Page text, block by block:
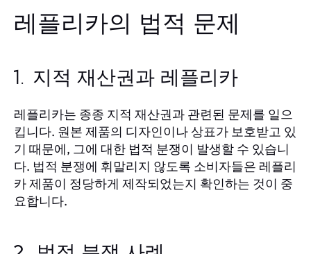
레플리카의 법적 문제
1. 지적 재산권과 레플리카
레플리카는 종종 지적 재산권과 관련된 문제를 일으
킵니다. 원본 제품의 디자인이나 상표가 보호받고 있
기 때문에, 그에 대한 법적 분쟁이 발생할 수 있습니
다. 법적 분쟁에 휘말리지 않도록 소비자들은 레플리
카 제품이 정당하게 제작되었는지 확인하는 것이 중
요합니다.